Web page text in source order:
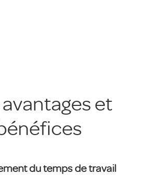
et
du temps de travail